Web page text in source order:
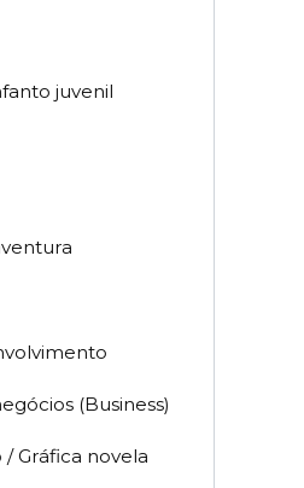
juvenil
(Business)
Gráfica novela